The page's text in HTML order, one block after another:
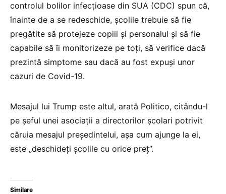
controlul bolilor infecțioase din SUA (CDC) spun că,
înainte de a se redeschide, școlile trebuie să fie
pregătite să protejeze copiii și personalul și să fie
capabile să îi monitorizeze pe toți, să verifice dacă
prezintă simptome sau dacă au fost expuși unor
cazuri de Covid-19.
Mesajul lui Trump este altul, arată Politico, citându-l
pe șeful unei asociații a directorilor școlari potrivit
căruia mesajul președintelui, așa cum ajunge la ei,
este „deschideți școlile cu orice preț”.
Similare